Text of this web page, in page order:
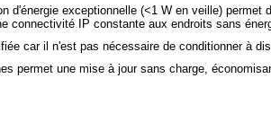
d'énergie exceptionnelle (<1 W en veille)
connectivité IP constante aux endroits sans
car il n'est pas nécessaire de conditionner à
permet une mise à jour sans charge,